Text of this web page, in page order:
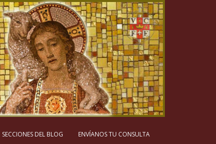
SECCIONES DEL BLOG ENVÍANOS TU CONSULTA